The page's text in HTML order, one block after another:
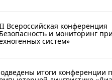
Всероссийская конференция
и мониторинг
систем»
итоги конференции